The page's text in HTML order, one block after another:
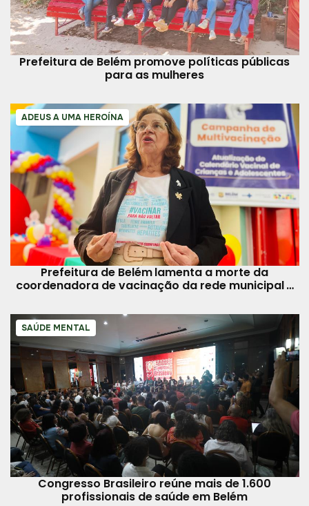
Prefeitura de Belém promove políticas públicas
para as mulheres
ADEUS A UMA HEROÍNA
Prefeitura de Belém lamenta a morte da
coordenadora de vacinação da rede municipal e
SAÚDE MENTAL
Congresso Brasileiro reúne mais de 1.600
profissionais de saúde em Belém